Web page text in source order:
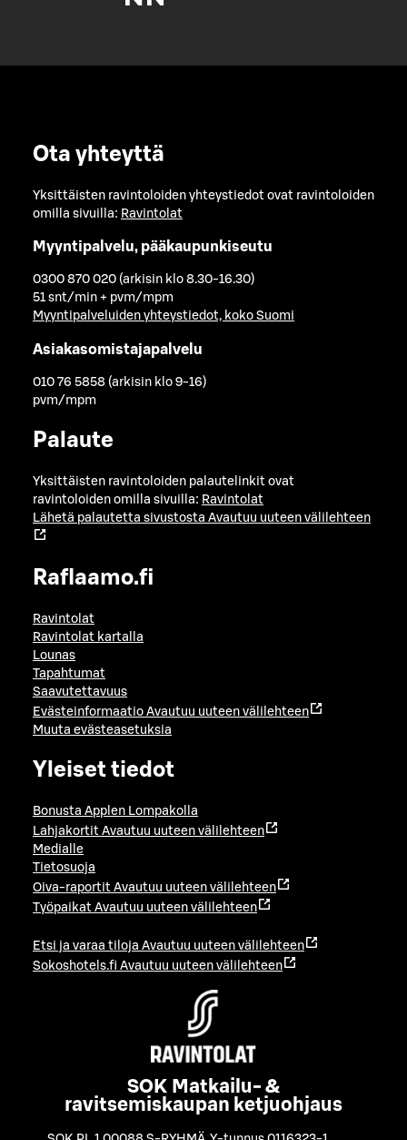
Ota yhteyttä
Yksittäisten ravintoloiden yhteystiedot ovat ravintoloiden
omilla sivuilla: Ravintolat
Myyntipalvelu, pääkaupunkiseutu
0300 870 020 (arkisin klo 8.30-16.30)
51 snt/min + pvm/mpm
Myyntipalveluiden yhteystiedot, koko Suomi
Asiakasomistajapalvelu
010 76 5858 (arkisin klo 9-16)
pvm/mpm
Palaute
Yksittäisten ravintoloiden palautelinkit ovat
ravintoloiden omilla sivuilla: Ravintolat
Lähetä palautetta sivustosta Avautuu uuteen välilehteen
Raflaamo.fi
Ravintolat
Ravintolat kartalla
Lounas
Tapahtumat
Saavutettavuus
Evästeinformaatio Avautuu uuteen välilehteen
Muuta evästeasetuksia
Yleiset tiedot
Bonusta Applen Lompakolla
Lahjakortit Avautuu uuteen välilehteen
Medialle
Tietosuoja
Oiva-raportit Avautuu uuteen välilehteen
Työpaikat Avautuu uuteen välilehteen
Etsi ja varaa tiloja Avautuu uuteen välilehteen
Sokoshotels.fi Avautuu uuteen välilehteen
SOK Matkailu- &
ravitsemiskaupan ketjuohjaus